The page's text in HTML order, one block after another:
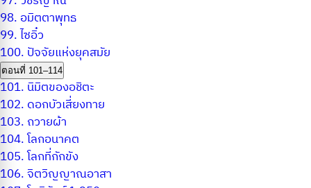
98. อมิตตาพุทธ
99.ไซอิ๋ว
100. ปัจจัยแห่งยุคสมัย
ตอนที่ 101–114
101. นิมิตของอชิตะ
102. ดอกบัวเสี่ยงทาย
103. ถวายผ้า
104.โลกอนาคต
105.โลกที่กักขัง
106.จิตวิญญาณอาสา